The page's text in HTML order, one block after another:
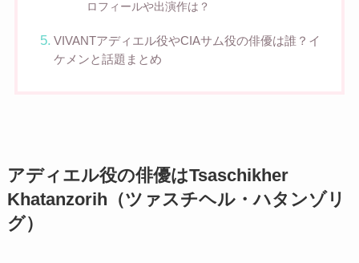
ロフィールや出演作は？
VIVANTアディエル役やCIAサム役の俳優は誰？イ
ケメンと話題まとめ
アディエル役の俳優はTsaschikher
Khatanzorih（ツァスチヘル・ハタンゾリ
グ）